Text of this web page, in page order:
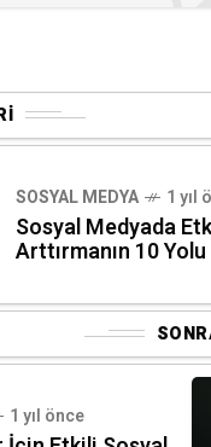
SOSYAL MEDYA 1 yıl
Sosyal Medyada
Arttırmanın 10 Yolu
1 yıl önce